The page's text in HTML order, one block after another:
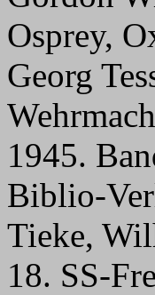
Osprey,
Georg
1945.
Biblio-
Tieke,
18. SS-